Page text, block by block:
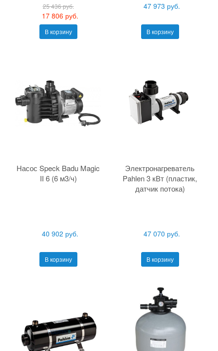
25 436 руб.
17 806 руб.
В корзину
47 973 руб.
В корзину
Насос Speck Badu Magic
II 6 (6 м3/ч)
40 902 руб.
В корзину
Электронагреватель
Pahlen 3 кВт (пластик,
датчик потока)
47 070 руб.
В корзину